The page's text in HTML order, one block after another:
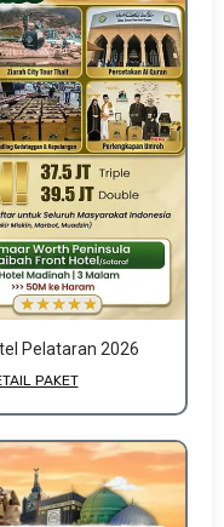
Pelataran 2026
PAKET